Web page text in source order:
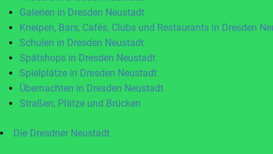
Galerien in Dresden Neustadt
Kneipen, Bars, Cafés, Clubs und Restaurants in Dresden
Schulen in Dresden Neustadt
Spätshops in Dresden Neustadt
Spielplätze in Dresden Neustadt
Übernachten in Dresden Neustadt
Straßen, Plätze und Brücken
Die Dresdner Neustadt